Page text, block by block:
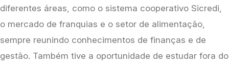
diferentes áreas, como o sistema cooperativo Sicredi,
o mercado de franquias e o setor de alimentação,
sempre reunindo conhecimentos de finanças e de
gestão. Também tive a oportunidade de estudar fora do